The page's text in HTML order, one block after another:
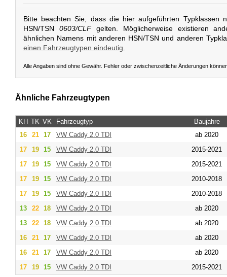
Bitte beachten Sie, dass die hier aufgeführten Typklassen
HSN/TSN 0603/CLFgelten. Möglicherweise existieren
ähnlichen Namens mit anderen HSN/TSN und anderen
einen Fahrzeugtypen eindeutig.
Alle Angaben sind ohne Gewähr. Fehler oder zwischenzeitliche Änderungen
Ähnliche Fahrzeugtypen
KH TK VK Fahrzeugtyp
Baujahre
16
21 17 VW Caddy 2.0 TDI
ab 2020
17
19 15 VW Caddy 2.0 TDI
2015-2021
17
19 15 VW Caddy 2.0 TDI
2015-2021
17
19 15 VW Caddy 2.0 TDI
2010-2018
17
19 15 VW Caddy 2.0 TDI
2010-2018
13
22 18 VW Caddy 2.0 TDI
ab 2020
13
22 18 VW Caddy 2.0 TDI
ab 2020
16
21 17 VW Caddy 2.0 TDI
ab 2020
16
21 17 VW Caddy 2.0 TDI
ab 2020
17
19 15 VW Caddy 2.0 TDI 2015-2021